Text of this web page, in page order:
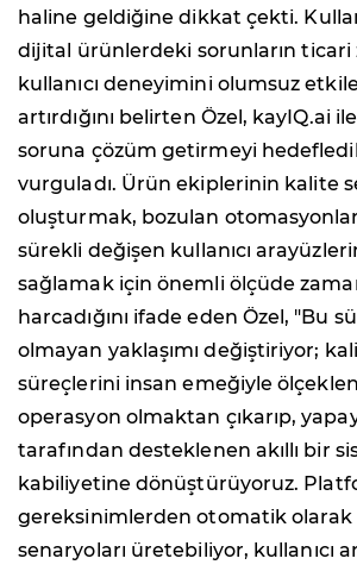
haline geldiğine dikkat çekti.
dijital ürünlerdeki sorunların ticari
kullanıcı deneyimini olumsuz
artırdığını belirten Özel, kayIQ.ai
soruna çözüm getirmeyi
vurguladı. Ürün ekiplerinin kalite
oluşturmak, bozulan
sürekli değişen kullanıcı
sağlamak için önemli ölçüde
harcadığını ifade eden Özel, "Bu
olmayan yaklaşımı değiştiriyor;
süreçlerini insan emeğiyle
operasyon olmaktan çıkarıp,
tarafından desteklenen akıllı bir
kabiliyetine dönüştürüyoruz.
gereksinimlerden otomatik olarak
senaryoları üretebiliyor, kullanıcı